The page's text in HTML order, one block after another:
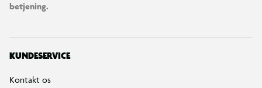
betjening.
KUNDESERVICE
Kontakt os